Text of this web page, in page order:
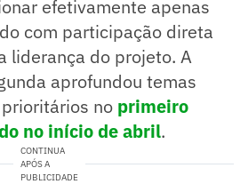
efetivamente apenas
com participação direta
liderança do projeto. A
aprofundou temas
no primeiro
no início de abril.
CONTINUA
APÓS A
PUBLICIDADE